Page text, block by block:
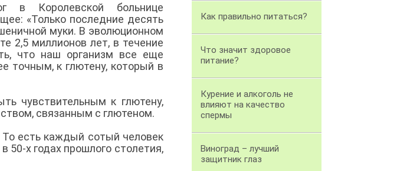
в Королевской больнице
«Только последние десять
муки. В эволюционном
2,5 миллионов лет, в течение
что наш организм все еще
точным, к глютену, который в
чувствительным к глютену,
связанным с глютеном.
То есть каждый сотый человек
50-х годах прошлого столетия,
Как правильно питаться?
Что значит здоровое
питание?
Курение и алкоголь не
влияют на качество
спермы
Виноград – лучший
защитник глаз